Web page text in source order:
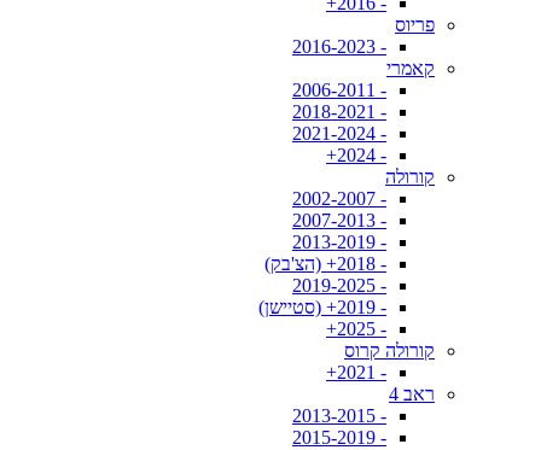
פריוס
- 2016-2023
קאמרי
- 2006-2011
- 2018-2021
- 2021-2024
- 2024+
קורולה
- 2002-2007
- 2007-2013
- 2013-2019
- 2018+ (הצ'בק)
- 2019-2025
- 2019+ (סטיישן)
- 2025+
קורולה קרוס
- 2021+
ראב 4
- 2013-2015
- 2015-2019